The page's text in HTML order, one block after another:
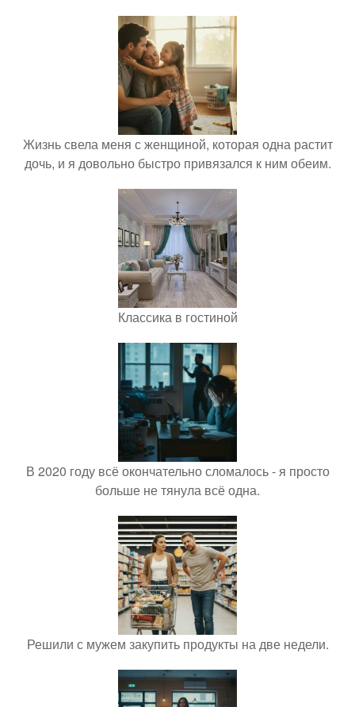
Жизнь свела меня с женщиной, которая одна растит
дочь, и я довольно быстро привязался к ним обеим.
Классика в гостиной
В 2020 году всё окончательно сломалось - я просто
больше не тянула всё одна.
Решили с мужем закупить продукты на две недели.